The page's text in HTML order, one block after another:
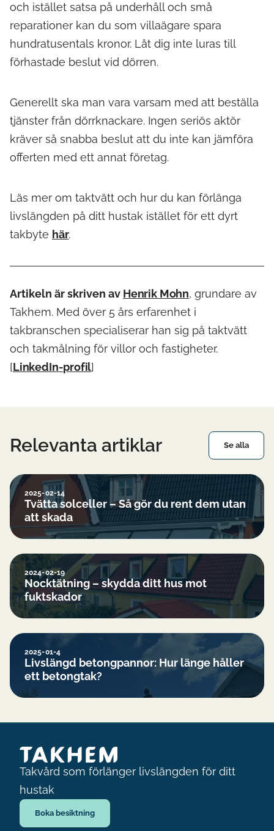
och istället satsa på underhåll och små
reparationer kan du som villaägare spara
hundratusentals kronor. Låt dig inte luras till
förhastade beslut vid dörren.
Generellt ska man vara varsam med att beställa
tjänster från dörrknackare. Ingen seriös aktör
kräver så snabba beslut att du inte kan jämföra
offerten med ett annat företag.
Läs mer om taktvätt och hur du kan förlänga
livslängden på ditt hustak istället för ett dyrt
takbyte här.
Artikeln är skriven av Henrik Mohn, grundare av
Takhem. Med över 5 års erfarenhet i
takbranschen specialiserar han sig på taktvätt
och takmålning för villor och fastigheter.
[LinkedIn-profil]
Relevanta artiklar Se alla
2025-02-14
Tvätta solceller – Så gör du rent dem utan
att skada
2024-02-19
Nocktätning – skydda ditt hus mot
fuktskador
2025-01-4
Livslängd betongpannor: Hur länge håller
ett betongtak?
Takvård som förlänger livslängden för ditt
hustak
Boka besiktning